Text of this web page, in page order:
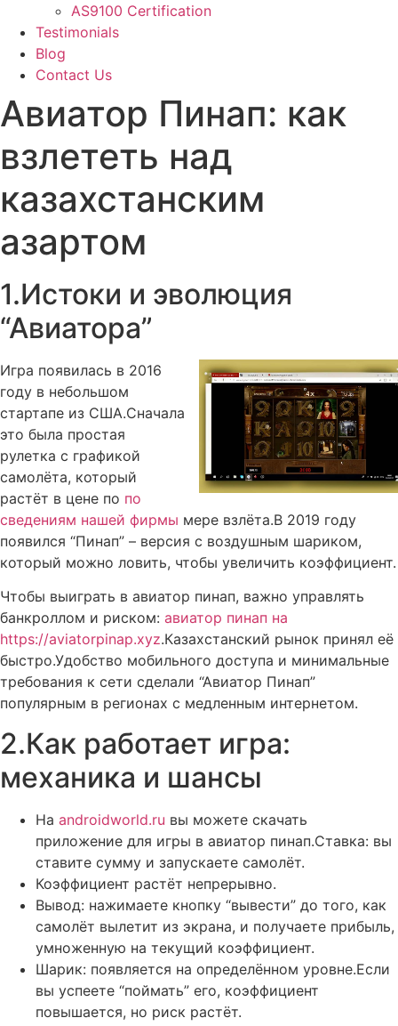
AS9100 Certification
Testimonials
Blog
Contact Us
Авиатор Пинап: как
взлететь над
казахстанским
азартом
1.Истоки и эволюция
“Авиатора”
Игра появилась в 2016
году в небольшом
стартапе из США.Сначала
это была простая
рулетка с графикой
самолёта, который
растёт в цене по по
сведениям нашей фирмы мере взлёта.В 2019 году
появился “Пинап” – версия с воздушным шариком,
который можно ловить, чтобы увеличить коэффициент.
Чтобы выиграть в авиатор пинап, важно управлять
банкроллом и риском: авиатор пинап на
https://aviatorpinap.xyz.Казахстанский рынок принял её
быстро.Удобство мобильного доступа и минимальные
требования к сети сделали “Авиатор Пинап”
популярным в регионах с медленным интернетом.
2.Как работает игра:
механика и шансы
На androidworld.ru вы можете скачать
приложение для игры в авиатор пинап.Ставка: вы
ставите сумму и запускаете самолёт.
Коэффициент растёт непрерывно.
Вывод: нажимаете кнопку “вывести” до того, как
самолёт вылетит из экрана, и получаете прибыль,
умноженную на текущий коэффициент.
Шарик: появляется на определённом уровне.Если
вы успеете “поймать” его, коэффициент
повышается, но риск растёт.